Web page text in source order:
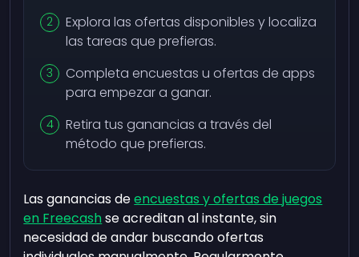
Explora las ofertas disponibles y localiza
las tareas que prefieras.
Completa encuestas u ofertas de apps
para empezar a ganar.
Retira tus ganancias a través del
método que prefieras.
Las ganancias deencuestas y ofertas de juegos
en Freecashse acreditan al instante, sin
necesidad de andar buscando ofertas